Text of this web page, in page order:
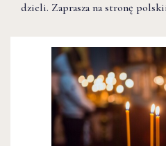
dzieli. Zaprasza na stronę